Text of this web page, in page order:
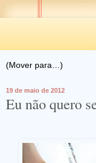
19 de maio de 2012
Eu não quero